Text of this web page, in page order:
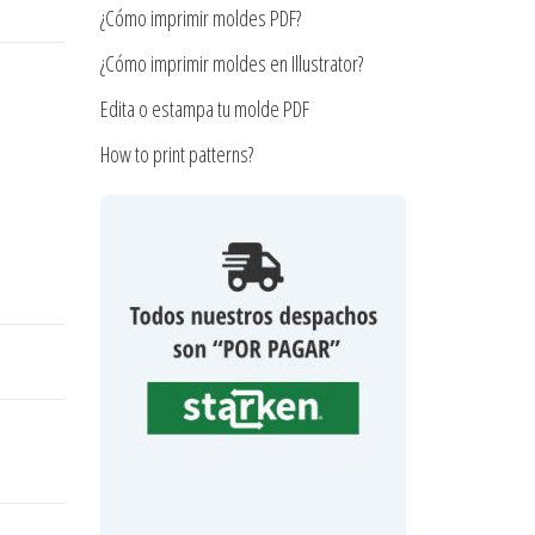
¿Cómo imprimir moldes PDF?
¿Cómo imprimir moldes en Illustrator?
Edita o estampa tu molde PDF
How to print patterns?